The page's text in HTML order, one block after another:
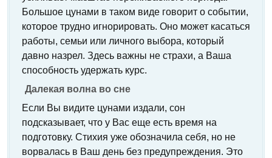
Большое цунами в таком виде говорит о событии,
которое трудно игнорировать. Оно может касаться
работы, семьи или личного выбора, который
давно назрел. Здесь важны не страхи, а Ваша
способность удержать курс.
Далекая волна во сне
Если Вы видите цунами издали, сон
подсказывает, что у Вас еще есть время на
подготовку. Стихия уже обозначила себя, но не
ворвалась в Ваш день без предупреждения. Это